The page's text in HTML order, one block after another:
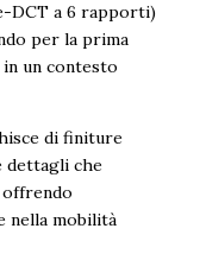
DCT a 6 rapporti)
per la prima
un contesto
di finiture
dettagli che
offrendo
nella mobilità